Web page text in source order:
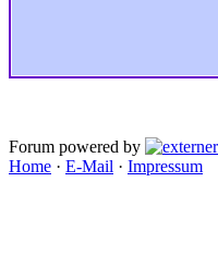
Forum powered by
Home · E-Mail · Impressum